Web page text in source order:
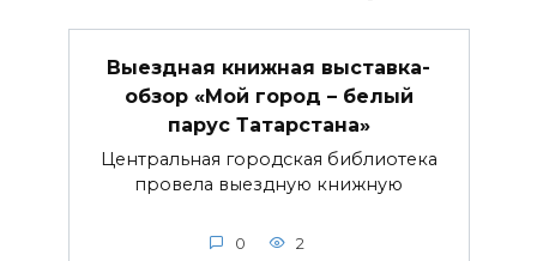
Выездная книжная выставка-
обзор «Мой город – белый
парус Татарстана»
Центральная городская библиотека
провела выездную книжную
0 2